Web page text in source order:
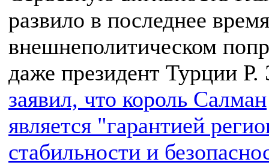
развило в последнее
внешнеполитическом
даже президент Турции Р.
заявил, что король Салман
является "гарантией
стабильности и